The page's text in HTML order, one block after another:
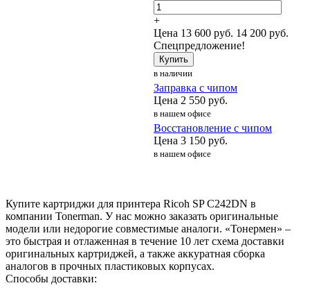
+
Цена 13 600 руб. 14 200 руб.
Спецпредложение!
Купить
в наличии
Заправка с чипом
Цена 2 550 руб.
в нашем офисе
Восстановление с чипом
Цена 3 150 руб.
в нашем офисе
Купите картриджи для принтера Ricoh SP C242DN в
компании Tonerman. У нас можно заказать оригинальные
модели или недорогие совместимые аналоги. «Тонермен» –
это быстрая и отлаженная в течение 10 лет схема доставки
оригинальных картриджей, а также аккуратная сборка
аналогов в прочных пластиковых корпусах.
Способы доставки: